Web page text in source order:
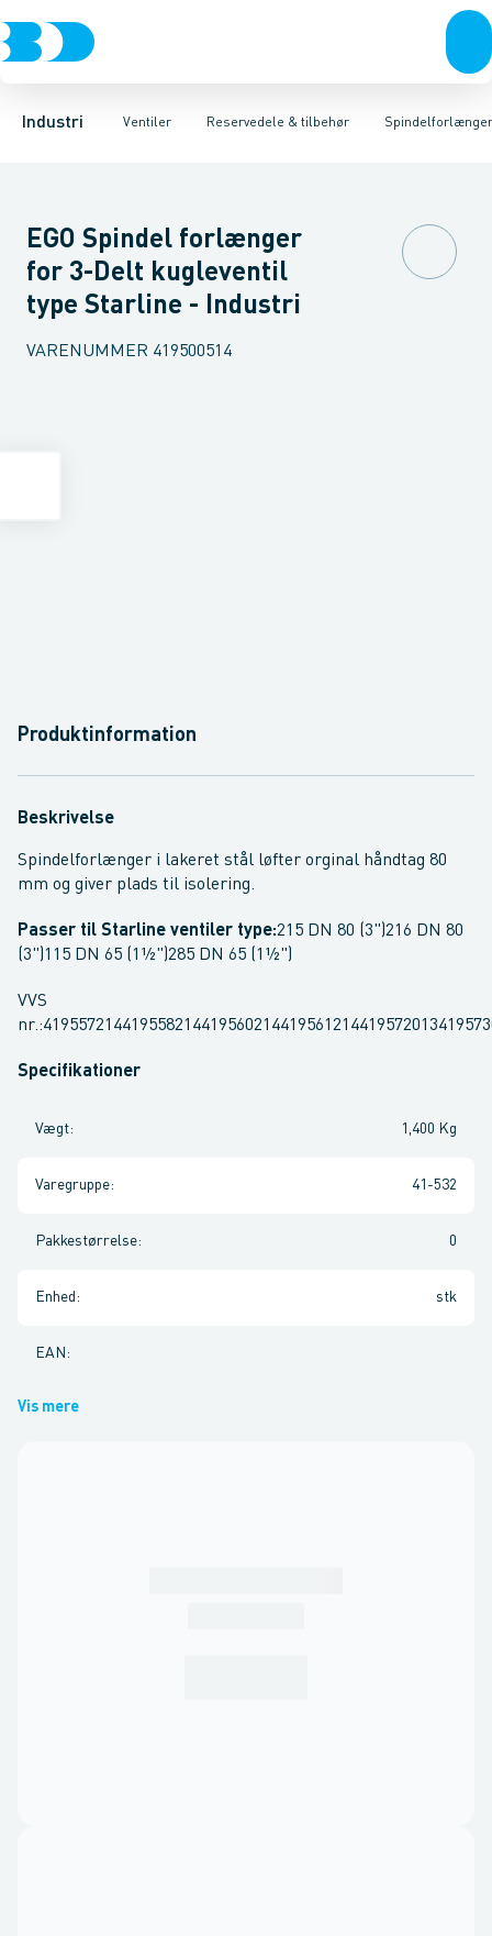
Industri Ventiler
VentilerRustfrit stål Sort stålGalvaniseret stål PlastIndustri
Reservedele & tilbehør
3-Delte kugleventiler 2-Delte kugleventiler3-Vejs
SpindelforlængereHåndtagReduktionerBeslag & låseskiver
EGO Spindel forlænger
for 3-Delt kugleventil
type Starline - Industri
VARENUMMER 419500514
Produktinformation
Beskrivelse
Spindelforlænger i lakeret stål løfter orginal håndtag 80
mm og giver plads til isolering.
Passer til Starline ventiler type:215 DN 80 (3")216 DN 80
(3")115 DN 65 (1½")285 DN 65 (1½")
VVS
Specifikationer
Vægt: 1,400 Kg
Varegruppe: 41-532
Pakkestørrelse: 0
Enhed : stk
EAN :
Vis mere